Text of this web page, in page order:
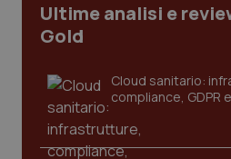
Ultime analisi e
Gold
Cloud sanitario:
compliance, GDPR
VISITOR_PRIVACY_METADATA